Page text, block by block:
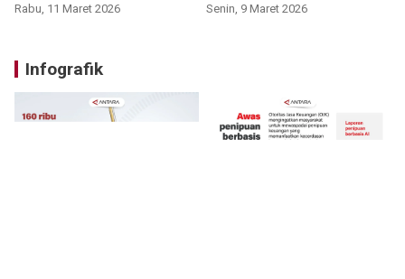
Rabu, 11 Maret 2026 Senin, 9 Maret 2026
Infografik